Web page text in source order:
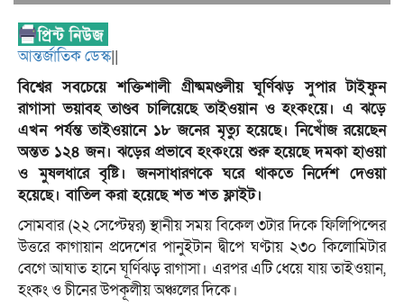
আন্তর্জাতিক ডেস্ক||
বিশ্বের সবচেয়ে শক্তিশালী গ্রীষ্মমণ্ডলীয় ঘূর্ণিঝড় সুপার টাইফুন
রাগাসা ভয়াবহ তাণ্ডব চালিয়েছে তাইওয়ান ও হংকংয়ে। এ ঝড়ে
এখন পর্যন্ত তাইওয়ানে ১৮ জনের মৃত্যু হয়েছে। নিখোঁজ রয়েছেন
অন্তত ১২৪ জন। ঝড়ের প্রভাবে হংকংয়ে শুরু হয়েছে দমকা হাওয়া
ও মুষলধারে বৃষ্টি। জনসাধারণকে ঘরে থাকতে নির্দেশ দেওয়া
হয়েছে। বাতিল করা হয়েছে শত শত ফ্লাইট।
সোমবার (২২ সেপ্টেম্বর) স্থানীয় সময় বিকেল ৩টার দিকে ফিলিপিন্সের
উত্তরে কাগায়ান প্রদেশের পানুইটান দ্বীপে ঘণ্টায় ২৩০ কিলোমিটার
বেগে আঘাত হানে ঘূর্ণিঝড় রাগাসা। এরপর এটি ধেয়ে যায় তাইওয়ান,
হংকং ও চীনের উপকূলীয় অঞ্চলের দিকে।